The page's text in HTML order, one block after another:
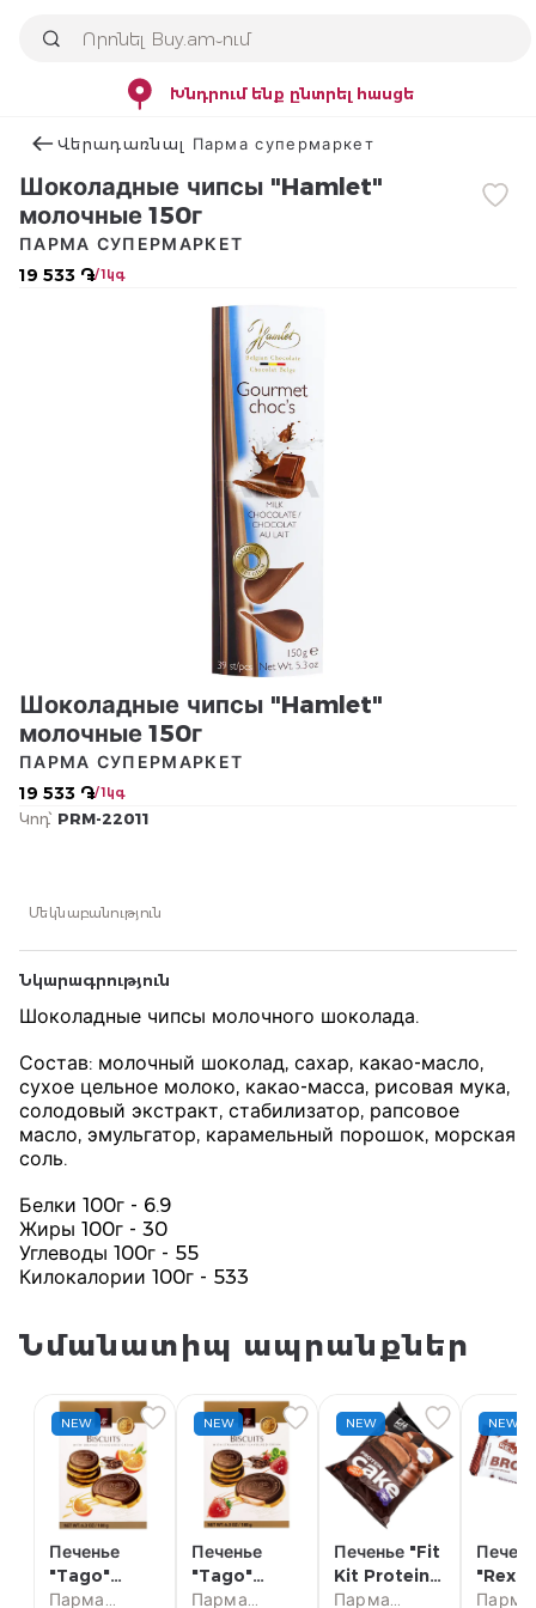
Խնդրում ենք ընտրել հասցե
Վերադառնալ Парма супермаркет
Шоколадные чипсы "Hamlet"
молочные 150г
19 533 ֏/ 1կգ
ПАРМА СУПЕРМАРКЕТ
Шоколадные чипсы "Hamlet"
молочные 150г
19 533 ֏/ 1կգ
ПАРМА СУПЕРМАРКЕТ
Կոդ՝ PRM-22011
Մեկնաբանություն
Նկարագրություն
Шоколадные чипсы молочного шоколада.
Состав: молочный шоколад, сахар, какао-масло,
сухое цельное молоко, какао-масса, рисовая мука,
солодовый экстракт, стабилизатор, рапсовое
масло, эмульгатор, карамельный порошок, морская
соль.
Белки 100г - 6.9
Жиры 100г - 30
Углеводы 100г - 55
Килокалории 100г - 533
Նմանատիպ ապրանքներ
NEW
Печенье
"Tago"
апельсин
Парма
NEW
Печенье
"Tago"
клубника
Парма
NEW
Печенье "Fit
Kit Protein"
двойной
Парма
NEW
"Rex"
Парма